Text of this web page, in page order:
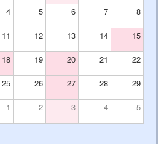
4 5 6 7 8
11 12 13 14 15
18 19 20 21 22
25 26 27 28 29
1 2 3 4 5